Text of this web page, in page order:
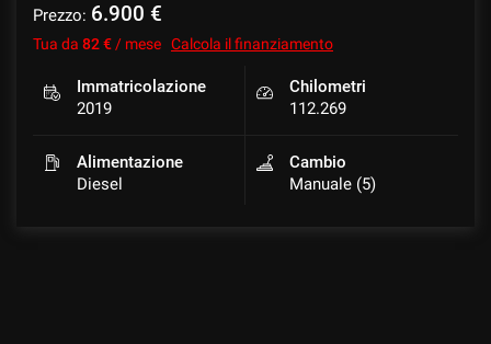
Prezzo: 6.900 €
Tua da 82 € / mese Calcola il finanziamento
Immatricolazione
2019
Chilometri
112.269
Alimentazione
Diesel
Cambio
Manuale (5)
seguito
descritte.
Per
ottenere
maggiori
informazioni